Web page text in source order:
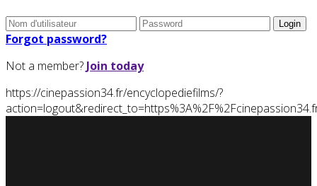
Forgot password?
Not a member? Join today
https://cinepassion34.fr/encyclopediefilms/?